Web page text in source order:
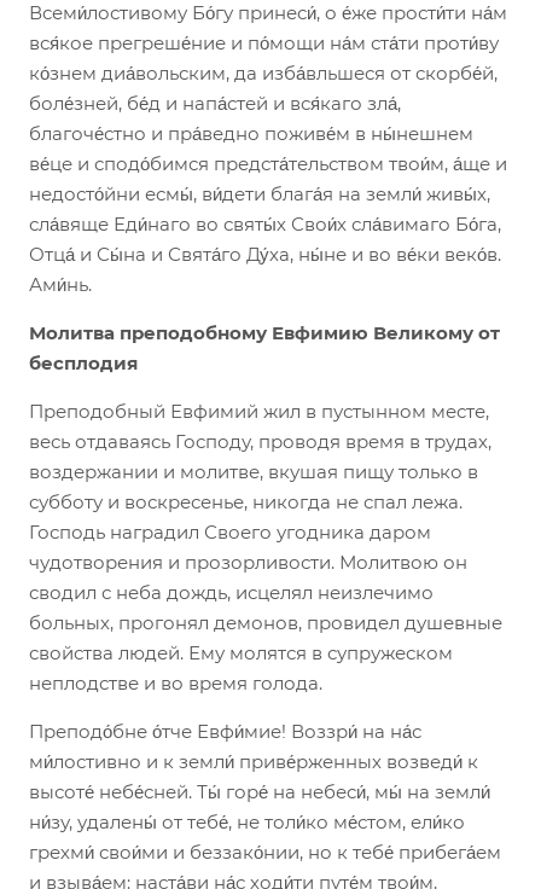
Всеми́лостивому Бо́гу принеси́, о е́же прости́ти на́м
вся́кое прегреше́ние и по́мощи на́м ста́ти проти́ву
ко́знем диа́вольским, да изба́вльшеся от скорбе́й,
боле́зней, бе́д и напа́стей и вся́каго зла́,
благоче́стно и пра́ведно поживе́м в ны́нешнем
ве́це и сподо́бимся предста́тельством твои́м, а́ще и
недосто́йни есмы́, ви́дети блага́я на земли́ живы́х,
сла́вяще Еди́наго во святы́х Свои́х сла́вимаго Бо́га,
Отца́ и Сы́на и Свята́го Ду́ха, ны́не и во ве́ки веко́в.
Ами́нь.
Молитва преподобному Евфимию Великому от
бесплодия
Преподобный Евфимий жил в пустынном месте,
весь отдаваясь Господу, проводя время в трудах,
воздержании и молитве, вкушая пищу только в
субботу и воскресенье, никогда не спал лежа.
Господь наградил Своего угодника даром
чудотворения и прозорливости. Молитвою он
сводил с неба дождь, исцелял неизлечимо
больных, прогонял демонов, провидел душевные
свойства людей. Ему молятся в супружеском
неплодстве и во время голода.
Преподо́бне о́тче Евфи́мие! Воззри́ на на́с
ми́лостивно и к земли́ приве́рженных возведи́ к
высоте́ небе́сней. Ты́ горе́ на небеси́, мы́ на земли́
ни́зу, удалены́ от тебе́, не толи́ко ме́стом, ели́ко
грехми́ свои́ми и беззако́нии, но к тебе́ прибега́ем
и взыва́ем: наста́ви на́с ходи́ти путе́м твои́м,